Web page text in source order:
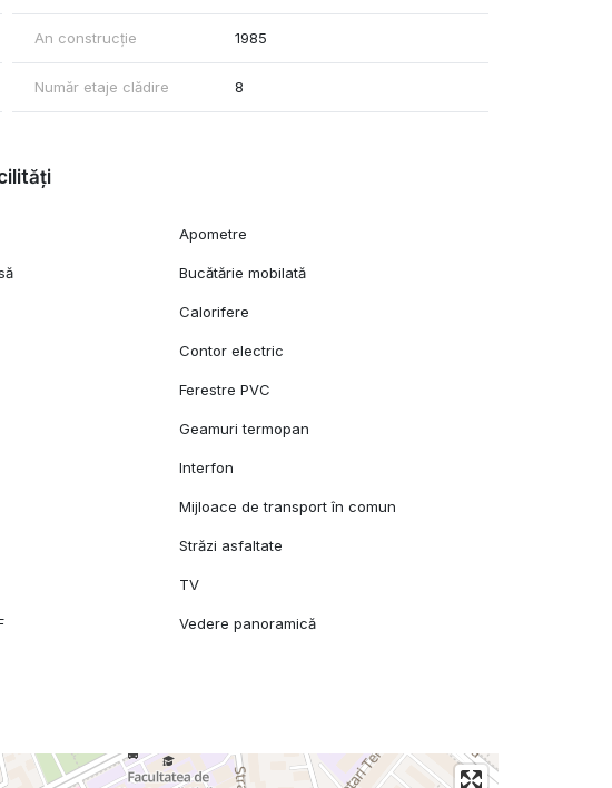
An construcție 1985
Număr etaje clădire 8
Apometre
Bucătărie mobilată
Calorifere
Contor electric
Ferestre PVC
Geamuri termopan
Interfon
Mijloace de transport în comun
Străzi asfaltate
TV
Vedere panoramică